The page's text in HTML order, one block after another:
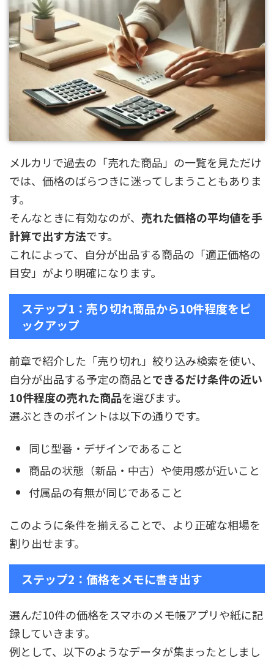
メルカリで過去の「売れた商品」の一覧を見ただけ
では、価格のばらつきに迷ってしまうこともありま
す。
そんなときに有効なのが、 売れた価格の平均値を手
計算で出す方法です。
これによって、自分が出品する商品の「適正価格の
目安」がより明確になります。
ステップ1：売り切れ商品から10件程度をピ
ックアップ
前章で紹介した「売り切れ」絞り込み検索を使い、
自分が出品する予定の商品とできるだけ条件の近い
10件程度の売れた商品を選びます。
選ぶときのポイントは以下の通りです。
同じ型番・デザインであること
商品の状態（新品・中古）や使用感が近いこと
付属品の有無が同じであること
このように条件を揃えることで、より正確な相場を
割り出せます。
ステップ2：価格をメモに書き出す
選んだ10件の価格をスマホのメモ帳アプリや紙に記
録していきます。
例として、以下のようなデータが集まったとしまし